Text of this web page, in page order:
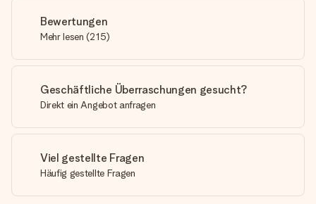
Bewertungen
Mehr lesen (215)
Geschäftliche Überraschungen gesucht?
Direkt ein Angebot anfragen
Viel gestellte Fragen
Häufig gestellte Fragen